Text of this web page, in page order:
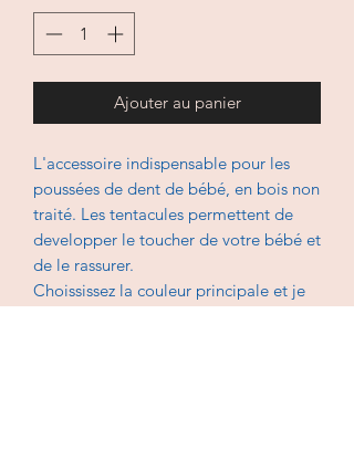
Ajouter au panier
L'accessoire indispensable pour les
poussées de dent de bébé, en bois non
traité. Les tentacules permettent de
developper le toucher de votre bébé et
de le rassurer.
Choississez la couleur principale et je